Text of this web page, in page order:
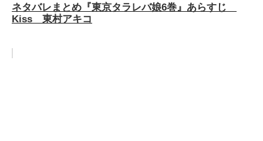
ネタバレまとめ『東京タラレバ娘6巻』あらすじ
Kiss 東村アキコ